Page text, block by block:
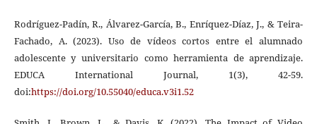
Rodríguez-Padín, R., Álvarez-García, B., Enríquez-Díaz, J., & Teira-
Fachado, A. (2023). Uso de vídeos cortos entre el alumnado
adolescente y universitario como herramienta de aprendizaje.
EDUCA International Journal, 1(3), 42-59.
doi:https://doi.org/10.55040/educa.v3i1.52